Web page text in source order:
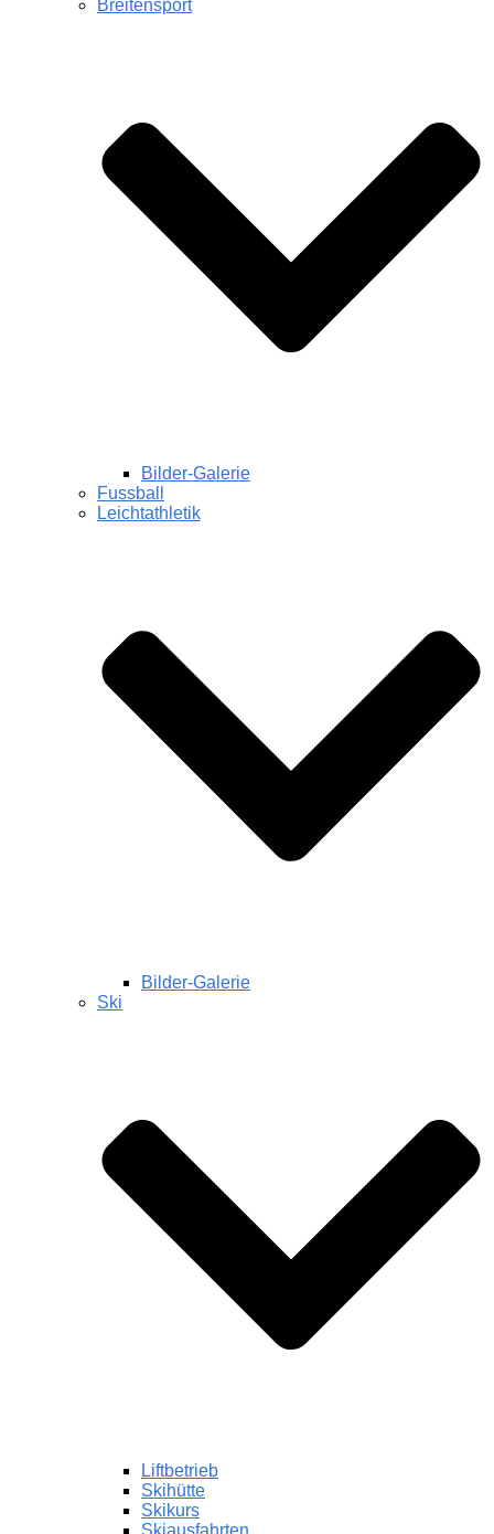
Breitensport
Bilder-Galerie
Fussball
Leichtathletik
Bilder-Galerie
Ski
Liftbetrieb
Skihütte
Skikurs
Skiausfahrten